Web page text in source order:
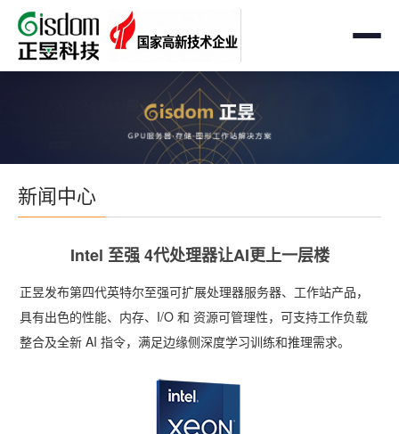
首页
AMD企业级工作站
Intel 企业级工作站
国产自主可控工作站
GPU运算工作站
个人工作站
服务器
通用服务器
AMD服务器
GPU服务器
国产自主可控服务器
存储
OEM定制化
OEM定制化
定制化案例
解决方案
支持与下载
新闻中心
Intel 至强 4代处理器让AI更上一层楼
正昱发布第四代英特尔至强可扩展处理器服务器、工作站产品，
具有出色的性能、内存、 I/O 和 资源可管理性，可支持工作负载
整合及全新 AI 指令，满足边缘侧深度学习训练和推理需求。